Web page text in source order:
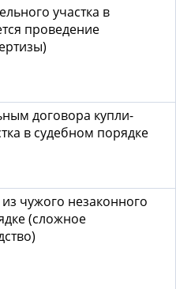
участка в
проведение
договора купли-
в судебном порядке
чужого незаконного
(сложное